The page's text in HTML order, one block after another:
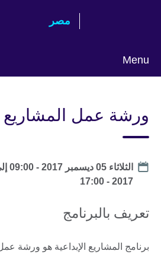
مصر‎
Menu
ورشة عمل المشاريع
موعد
الثلاثاء 05 ديسمبر 2017 - 09:00
2017 - 17:00
تعريف بالبرنامج
برنامج المشاريع الإبداعية هو ورشة